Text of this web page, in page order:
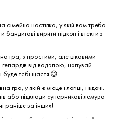
сімейна настілка, у якій вам треба
бандитові вирити підкоп і втекти з
гра, з простими, але цікавими
гепардів від водопою, напувай
буде тобі щастя 😉
гра, у якій є місце і логіці, і вдачі.
або підклади суперникові лемура –
раніше за інших!